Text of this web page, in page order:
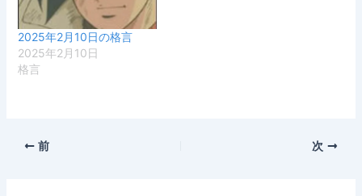
2025年2月10日の格言
2025年2月10日
格言
前 次